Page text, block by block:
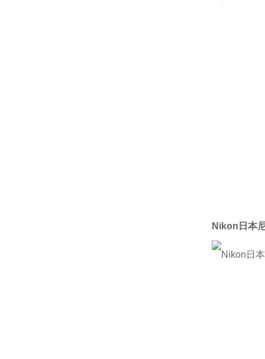
Nikon日本